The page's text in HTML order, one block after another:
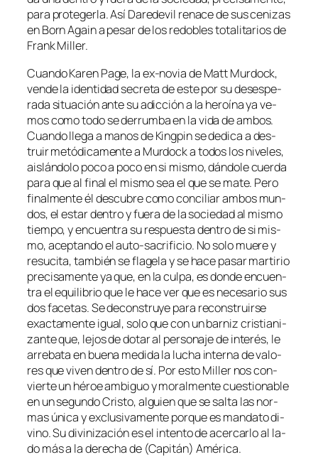
pa­ra pro­te­ger­la. Así Daredevil re­na­ce de sus ce­ni­zas
en Born Again a pe­sar de los re­do­bles to­ta­li­ta­rios de
Frank Miller.
Cuando Karen Page, la ex-novia de Matt Murdock,
ven­de la iden­ti­dad se­cre­ta de es­te por su deses­pe­
ra­da si­tua­ción an­te su adic­ción a la he­roí­na ya ve­
mos co­mo to­do se de­rrum­ba en la vi­da de am­bos.
Cuando lle­ga a ma­nos de Kingpin se de­di­ca a des­
truir me­tó­di­ca­men­te a Murdock a to­dos los ni­ve­les,
ais­lán­do­lo po­co a po­co en si mis­mo, dán­do­le cuer­da
pa­ra que al fi­nal el mis­mo sea el que se ma­te. Pero
fi­nal­men­te él des­cu­bre co­mo con­ci­liar am­bos mun­
dos, el es­tar den­tro y fue­ra de la so­cie­dad al mis­mo
tiem­po, y en­cuen­tra su res­pues­ta den­tro de si mis­
mo, acep­tan­do el auto-sacrificio. No so­lo mue­re y
re­su­ci­ta, tam­bién se fla­ge­la y se ha­ce pa­sar mar­ti­rio
pre­ci­sa­men­te ya que, en la cul­pa, es don­de en­cuen­
tra el equi­li­brio que le ha­ce ver que es ne­ce­sa­rio sus
dos fa­ce­tas. Se de­cons­tru­ye pa­ra re­cons­truir­se
exac­ta­men­te igual, so­lo que con un bar­niz cris­tia­ni­
zan­te que, le­jos de do­tar al per­so­na­je de in­te­rés, le
arre­ba­ta en bue­na me­di­da la lu­cha in­ter­na de va­lo­
res que vi­ven den­tro de sí. Por es­to Miller nos con­
vier­te un hé­roe am­bi­guo y mo­ral­men­te cues­tio­na­ble
en un se­gun­do Cristo, al­guien que se sal­ta las nor­
mas úni­ca y ex­clu­si­va­men­te por­que es man­da­to di­
vino. Su di­vi­ni­za­ción es el in­ten­to de acer­car­lo al la­
do más a la de­re­cha de (Capitán) América.